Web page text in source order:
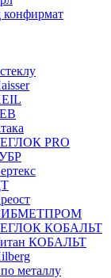
конфирмат
PRO
СИБМЕТПРОМ
ЧЕГЛОК КОБАЛЬТ
КОБАЛЬТ
металлу